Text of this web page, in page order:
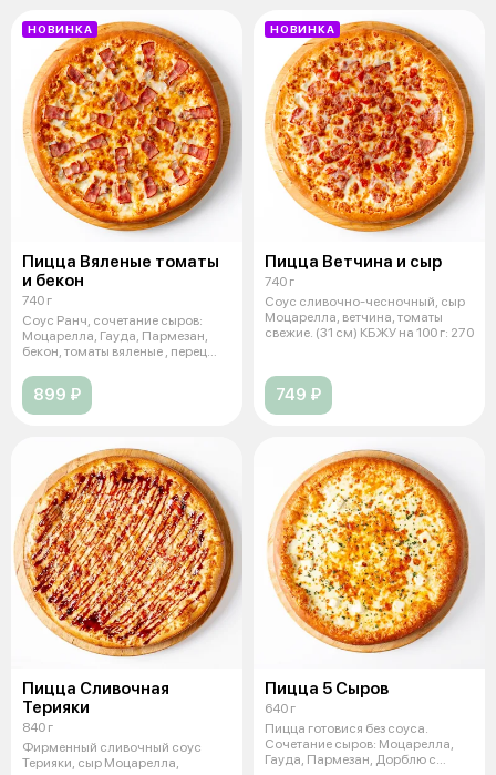
НОВИНКА
Пицца Вяленые томаты
и бекон
740 г
Соус Ранч, сочетание сыров:
Моцарелла, Гауда, Пармезан,
бекон, томаты вяленые , перец
899 ₽
НОВИНКА
Пицца Ветчина и сыр
740 г
Соус сливочно-чесночный, сыр
Моцарелла, ветчина, томаты
свежие. (31 см) КБЖУ на 100 г: 270
749 ₽
Пицца Сливочная
Терияки
840 г
Фирменный сливочный соус
Терияки, сыр Моцарелла,
Пицца 5 Сыров
640 г
Пицца готовися без соуса.
Сочетание сыров: Моцарелла,
Гауда, Пармезан, Дорблю с